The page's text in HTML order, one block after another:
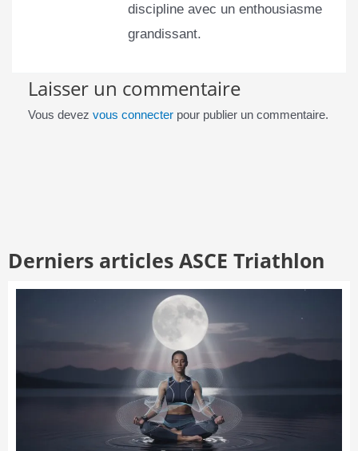
discipline avec un enthousiasme
grandissant.
Laisser un commentaire
Vous devez vous connecterpour publier un commentaire.
Derniers articles ASCE Triathlon